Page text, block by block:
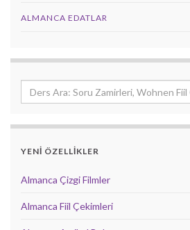
ALMANCA EDATLAR
YENİ ÖZELLİKLER
Almanca Çizgi Filmler
Almanca Fiil Çekimleri